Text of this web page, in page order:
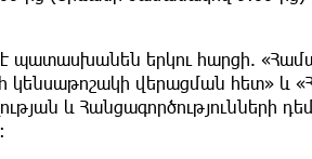
պատասխանեն երկու հարցի.
կենսաթոշակի վերացման հետ» և
և Հանցագործությունների